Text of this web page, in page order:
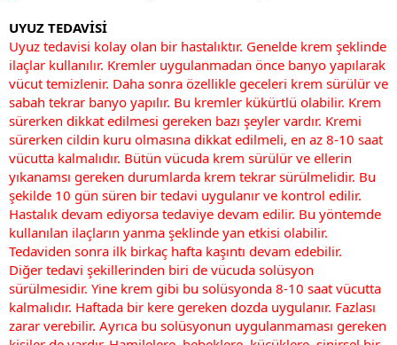
UYUZ TEDAVİSİ
Uyuz tedavisi kolay olan bir hastalıktır. Genelde krem şeklinde
ilaçlar kullanılır. Kremler uygulanmadan önce banyo yapılarak
vücut temizlenir. Daha sonra özellikle geceleri krem sürülür ve
sabah tekrar banyo yapılır. Bu kremler kükürtlü olabilir. Krem
sürerken dikkat edilmesi gereken bazı şeyler vardır. Kremi
sürerken cildin kuru olmasına dikkat edilmeli, en az 8-10 saat
vücutta kalmalıdır. Bütün vücuda krem sürülür ve ellerin
yıkanamsı gereken durumlarda krem tekrar sürülmelidir. Bu
şekilde 10 gün süren bir tedavi uygulanır ve kontrol edilir.
Hastalık devam ediyorsa tedaviye devam edilir. Bu yöntemde
kullanılan ilaçların yanma şeklinde yan etkisi olabilir.
Tedaviden sonra ilk birkaç hafta kaşıntı devam edebilir.
Diğer tedavi şekillerinden biri de vücuda solüsyon
sürülmesidir. Yine krem gibi bu solüsyonda 8-10 saat vücutta
kalmalıdır. Haftada bir kere gereken dozda uygulanır. Fazlası
zarar verebilir. Ayrıca bu solüsyonun uygulanmaması gereken